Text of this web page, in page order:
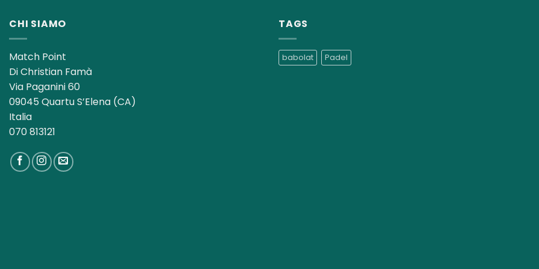
CHI SIAMO
Match Point
Di Christian Famà
Via Paganini 60
09045 Quartu S’Elena (CA)
Italia
070 813121
TAGS
babolat Padel